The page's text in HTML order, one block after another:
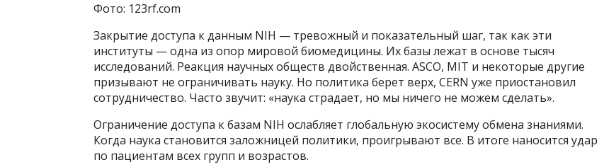
Фото: 123rf.com
Закрытие доступа к данным NIH — тревожный и показательный шаг, так как эти
институты — одна из опор мировой биомедицины. Их базы лежат в основе тысяч
исследований. Реакция научных обществ двойственная. ASCO, MIT и некоторые другие
призывают не ограничивать науку. Но политика берет верх, CERN уже приостановил
сотрудничество. Часто звучит: «наука страдает, но мы ничего не можем сделать».
Ограничение доступа к базам NIH ослабляет глобальную экосистему обмена знаниями.
Когда наука становится заложницей политики, проигрывают все. В итоге наносится удар
по пациентам всех групп и возрастов.